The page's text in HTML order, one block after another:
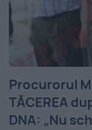
Procurorul
TĂCEREA
DNA: „Nu